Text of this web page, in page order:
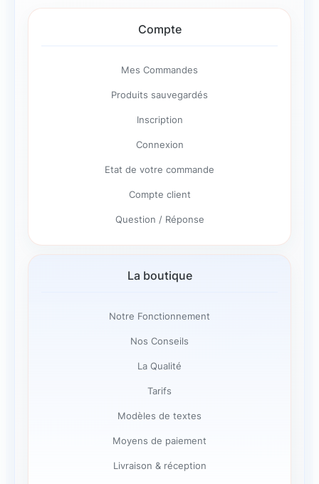
Compte
Mes Commandes
Produits sauvegardés
Inscription
Connexion
Etat de votre commande
Compte client
Question / Réponse
La boutique
Notre Fonctionnement
Nos Conseils
La Qualité
Tarifs
Modèles de textes
Moyens de paiement
Livraison & réception